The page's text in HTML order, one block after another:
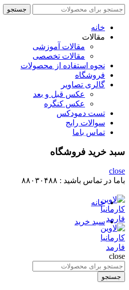
جستجو
جستجو
خانه
مقالات
مقالات آموزشی
مقالات تخصصی
نحوه استفاده از محصولات
فروشگاه
گالری تصاویر
عکس قبل و بعد
عکس کنگره
تست دمودکس
سوالات رایج
تماس باما
سبد خرید فروشگاه
close
باما در تماس باشید : ۸۸۰۳۰۴۸۸
خانه
سبد خرید
close
جستجو
برای
:
جستجو